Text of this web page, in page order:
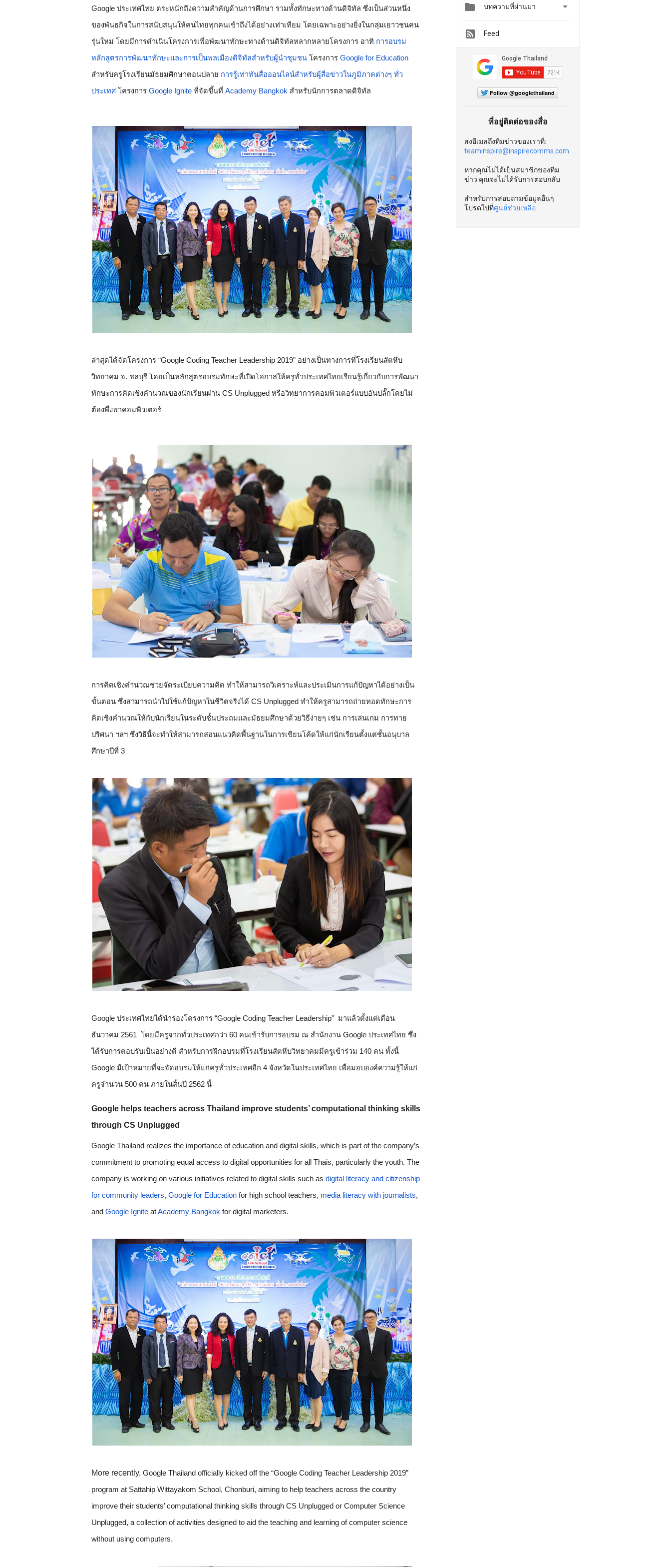
Google ประเทศไทย ตระหนักถึงความสำคัญด้านการศึกษา รวมทั้งทักษะทางด้านดิจิทัล ซึ่งเป็นส่วนหนึ่ง
ของพันธกิจในการสนับสนุนให้คนไทยทุกคนเข้าถึงได้อย่างเท่าเทียม โดยเฉพาะอย่างยิ่งในกลุ่มเยาวชนคน
รุ่นใหม่ โดยมีการดำเนินโครงการเพื่อพัฒนาทักษะทางด้านดิจิทัลหลากหลายโครงการ อาทิ การอบรม
หลักสูตรการพัฒนาทักษะและการเป็นพลเมืองดิจิทัลสำหรับผู้นำชุมชน โครงการ Google for Education
สำหรับครูโรงเรียนมัธยมศึกษาตอนปลาย การรู้เท่าทันสื่อออนไลน์สำหรับผู้สื่อข่าวในภูมิภาคต่างๆ ทั่ว
ประเทศ โครงการ Google Ignite ที่จัดขึ้นที่ Academy Bangkok สำหรับนักการตลาดดิจิทัล
ล่าสุดได้จัดโครงการ “Google Coding Teacher Leadership 2019” อย่างเป็นทางการที่โรงเรียนสัตหีบ
วิทยาคม จ. ชลบุรี โดยเป็นหลักสูตรอบรมทักษะที่เปิดโอกาสให้ครูทั่วประเทศไทยเรียนรู้เกี่ยวกับการพัฒนา
ทักษะการคิดเชิงคำนวณของนักเรียนผ่าน CS Unplugged หรือวิทยาการคอมพิวเตอร์แบบอันปลั๊กโดยไม่
ต้องพึ่งพาคอมพิวเตอร์
การคิดเชิงคำนวณช่วยจัดระเบียบความคิด ทำให้สามารถวิเคราะห์และประเมินการแก้ปัญหาได้อย่างเป็น
ขั้นตอน ซึ่งสามารถนำไปใช้แก้ป้ญหาในชีวิตจริงได้ CS Unplugged ทำให้ครูสามารถถ่ายทอดทักษะการ
คิดเชิงคำนวณให้กับนักเรียนในระดับชั้นประถมและมัธยมศึกษาด้วยวิธีง่ายๆ เช่น การเล่นเกม การทาย
ปริศนา ฯลฯ ซึ่งวิธีนี้จะทำให้สามารถสอนแนวคิดพื้นฐานในการเขียนโค้ดให้แก่นักเรียนตั้งแต่ชั้นอนุบาล
ศึกษาปีที่ 3
Google ประเทศไทยได้นำร่องโครงการ “Google Coding Teacher Leadership”  มาแล้วตั้งแต่เดือน
ธันวาคม 2561  โดยมีครูจากทั่วประเทศกว่า 60 คนเข้ารับการอบรม ณ สำนักงาน Google ประเทศไทย ซึ่ง
ได้รับการตอบรับเป็นอย่างดี สำหรับการฝึกอบรมที่โรงเรียนสัตหีบวิทยาคมมีครูเข้าร่วม 140 คน ทั้งนี้
Google มีเป้าหมายที่จะจัดอบรมให้แก่ครูทั่วประเทศอีก 4 จังหวัดในประเทศไทย เพื่อมอบองค์ความรู้ให้แก่
ครูจำนวน 500 คน ภายในสิ้นปี 2562 นี้
Google helps teachers across Thailand improve students’ computational thinking skills
through CS Unplugged
Google Thailand realizes the importance of education and digital skills, which is part of the company’s
commitment to promoting equal access to digital opportunities for all Thais, particularly the youth. The
company is working on various initiatives related to digital skills such as digital literacy and citizenship
for community leaders, Google for Education for high school teachers, media literacy with journalists,
and Google Ignite at Academy Bangkok for digital marketers.
More recently, Google Thailand officially kicked off the “Google Coding Teacher Leadership 2019”
program at Sattahip Wittayakom School, Chonburi, aiming to help teachers across the country
improve their students’ computational thinking skills through CS Unplugged or Computer Science
Unplugged, a collection of activities designed to aid the teaching and learning of computer science
without using computers.
 บทความที่ผ่านมา 
Feed
Follow @googlethailand
ที่อยู่ติดต่อของสื่อ
ส่งอีเมลถึงทีมข่าวของเราที่:
teaminspire@inspirecomms.com.
หากคุณไม่ได้เป็นสมาชิกของทีม
ข่าว คุณจะไม่ได้รับการตอบกลับ
สำหรับการสอบถามข้อมูลอื่นๆ
โปรดไปที่ศูนย์ช่วยเหลือ